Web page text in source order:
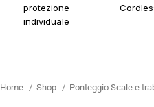
protezione
individuale
Home Shop Ponteggio Scale e